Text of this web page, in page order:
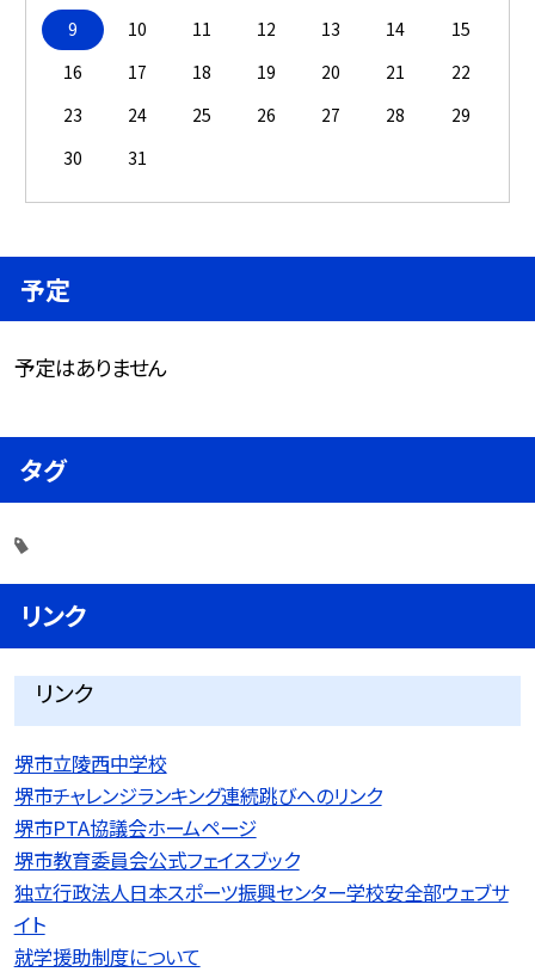
9
10 11 12 13 14
15
16
17 18 19 20 21
22
23
24 25 26 27 28
29
30
31
予定
予定はありません
タグ
リンク
リンク
堺市立陵西中学校
堺市チャレンジランキング連続跳びへのリンク
堺市PTA協議会ホームページ
堺市教育委員会公式フェイスブック
独立行政法人日本スポーツ振興センター学校安全部ウェブサ
イト
就学援助制度について